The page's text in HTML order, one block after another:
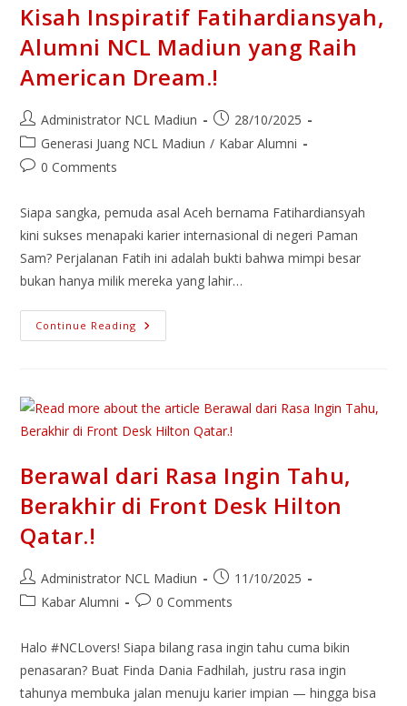
Kisah Inspiratif Fatihardiansyah,
Alumni NCL Madiun yang Raih
American Dream.!
Administrator NCL Madiun
28/10/2025
Generasi Juang NCL Madiun / Kabar Alumni
0 Comments
Siapa sangka, pemuda asal Aceh bernama Fatihardiansyah
kini sukses menapaki karier internasional di negeri Paman
Sam? Perjalanan Fatih ini adalah bukti bahwa mimpi besar
bukan hanya milik mereka yang lahir…
Continue Reading
Berawal dari Rasa Ingin Tahu,
Berakhir di Front Desk Hilton
Qatar.!
Administrator NCL Madiun
11/10/2025
Kabar Alumni
0 Comments
Halo #NCLovers! Siapa bilang rasa ingin tahu cuma bikin
penasaran? Buat Finda Dania Fadhilah, justru rasa ingin
tahunya membuka jalan menuju karier impian — hingga bisa